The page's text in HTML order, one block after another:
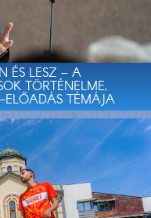
ÉS LESZ – A
TÖRTÉNELME,
ELŐADÁS TÉMÁJA